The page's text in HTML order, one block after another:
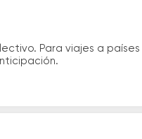
Para viajes a países